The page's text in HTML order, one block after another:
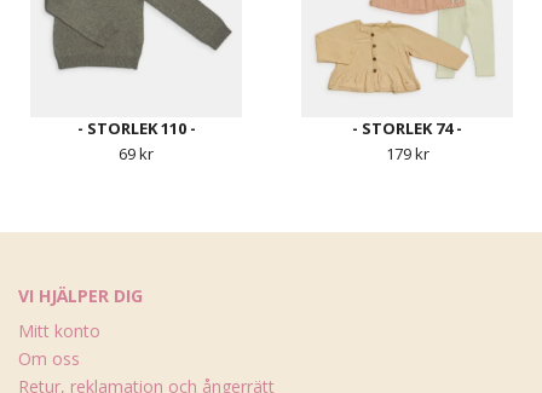
- STORLEK 110 -
69 kr
- STORLEK 74 -
179 kr
VI HJÄLPER DIG
Mitt konto
Om oss
Retur, reklamation och ångerrätt